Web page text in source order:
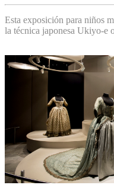
Esta exposición para niños
la técnica japonesa Ukiyo-